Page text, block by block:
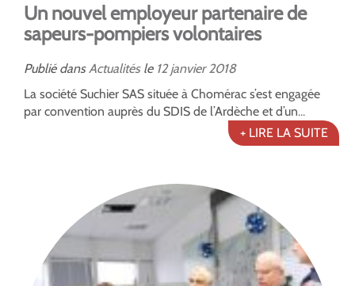
Un nouvel employeur partenaire de
sapeurs-pompiers volontaires
Publié dans Actualitésle 12 janvier 2018
La société Suchier SAS située à Chomérac s’est engagée
par convention auprès du SDIS de l’Ardèche et d’un...
+ LIRE LA SUITE